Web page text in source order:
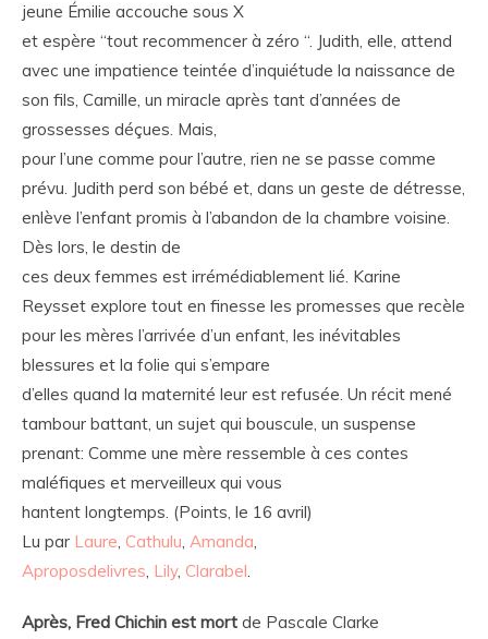
jeune Émilie accouche sous X
et espère “tout recommencer à zéro “. Judith, elle, attend
avec une impatience teintée d’inquiétude la naissance de
son fils, Camille, un miracle après tant d’années de
grossesses déçues. Mais,
pour l’une comme pour l’autre, rien ne se passe comme
prévu. Judith perd son bébé et, dans un geste de détresse,
enlève l’enfant promis à l’abandon de la chambre voisine.
Dès lors, le destin de
ces deux femmes est irrémédiablement lié. Karine
Reysset explore tout en finesse les promesses que recèle
pour les mères l’arrivée d’un enfant, les inévitables
blessures et la folie qui s’empare
d’elles quand la maternité leur est refusée. Un récit mené
tambour battant, un sujet qui bouscule, un suspense
prenant: Comme une mère ressemble à ces contes
maléfiques et merveilleux qui vous
hantent longtemps. (Points, le 16 avril)
Lu par Laure, Cathulu, Amanda,
Aproposdelivres, Lily, Clarabel.
Après, Fred Chichin est mort de Pascale Clarke